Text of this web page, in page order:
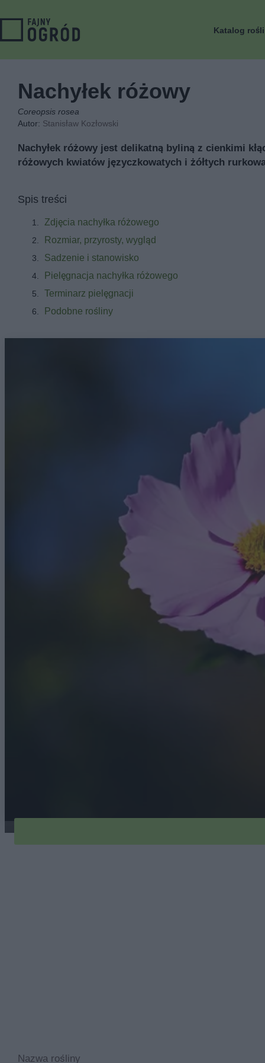
Katalog
Nachyłek różowy
Coreopsis rosea
Autor: Stanisław Kozłowski
Nachyłek różowy jest delikatną byliną z cienkimi
różowych kwiatów języczkowatych i żółtych
Spis treści
Zdjęcia nachyłka różowego
Rozmiar, przyrosty, wygląd
Sadzenie i stanowisko
Pielęgnacja nachyłka różowego
Terminarz pielęgnacji
Podobne rośliny
Nazwa rośliny